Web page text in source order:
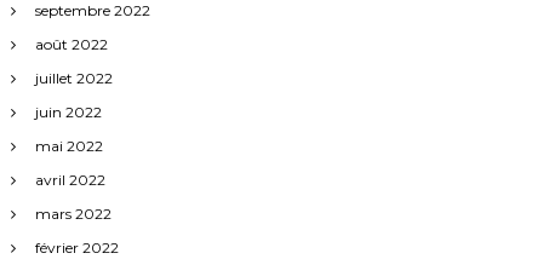
septembre 2022
août 2022
juillet 2022
juin 2022
mai 2022
avril 2022
mars 2022
février 2022